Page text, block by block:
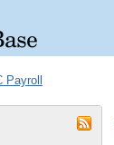
Payroll